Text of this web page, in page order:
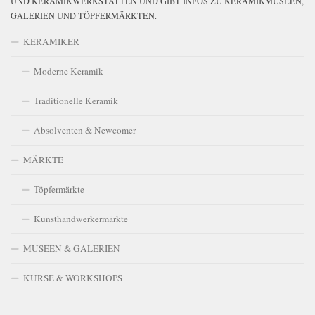
GALERIEN UND TÖPFERMÄRKTEN.
KERAMIKER
Moderne Keramik
Traditionelle Keramik
Absolventen & Newcomer
MÄRKTE
Töpfermärkte
Kunsthandwerkermärkte
MUSEEN & GALERIEN
KURSE & WORKSHOPS